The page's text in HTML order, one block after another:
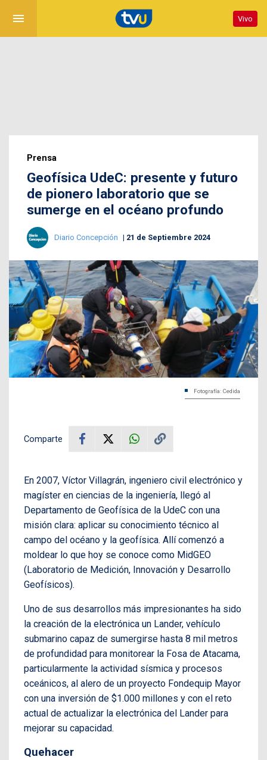
menu Vivo
Prensa
Geofísica UdeC: presente y futuro
de pionero laboratorio que se
sumerge en el océano profundo
Diario Concepción 21 de Septiembre 2024
Fotografía: Cedida
Comparte
En 2007, Víctor Villagrán, ingeniero civil electrónico y
magíster en ciencias de la ingeniería, llegó al
Departamento de Geofísica de la UdeC con una
misión clara: aplicar su conocimiento técnico al
campo del océano y la geofísica. Allí comenzó a
moldear lo que hoy se conoce como MidGEO
(Laboratorio de Medición, Innovación y Desarrollo
Geofísicos).
Uno de sus desarrollos más impresionantes ha sido
la creación de la electrónica un Lander, vehículo
submarino capaz de sumergirse hasta 8 mil metros
de profundidad para monitorear la Fosa de Atacama,
particularmente la actividad sísmica y procesos
oceánicos, al alero de un proyecto Fondequip Mayor
con una inversión de $1.000 millones y con el reto
actual de actualizar la electrónica del Lander para
mejorar su capacidad.
Quehacer